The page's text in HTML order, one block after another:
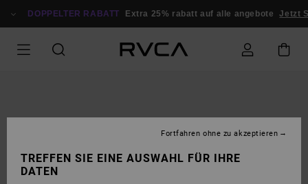
ZUR
DOPPELTER RABATT Extra 25% rabatt auf alle angebote Jetzt
TREFFEN SIE EINE AUSWAHL FÜR IHRE
DATEN
Fortfahren ohne zu akzeptieren